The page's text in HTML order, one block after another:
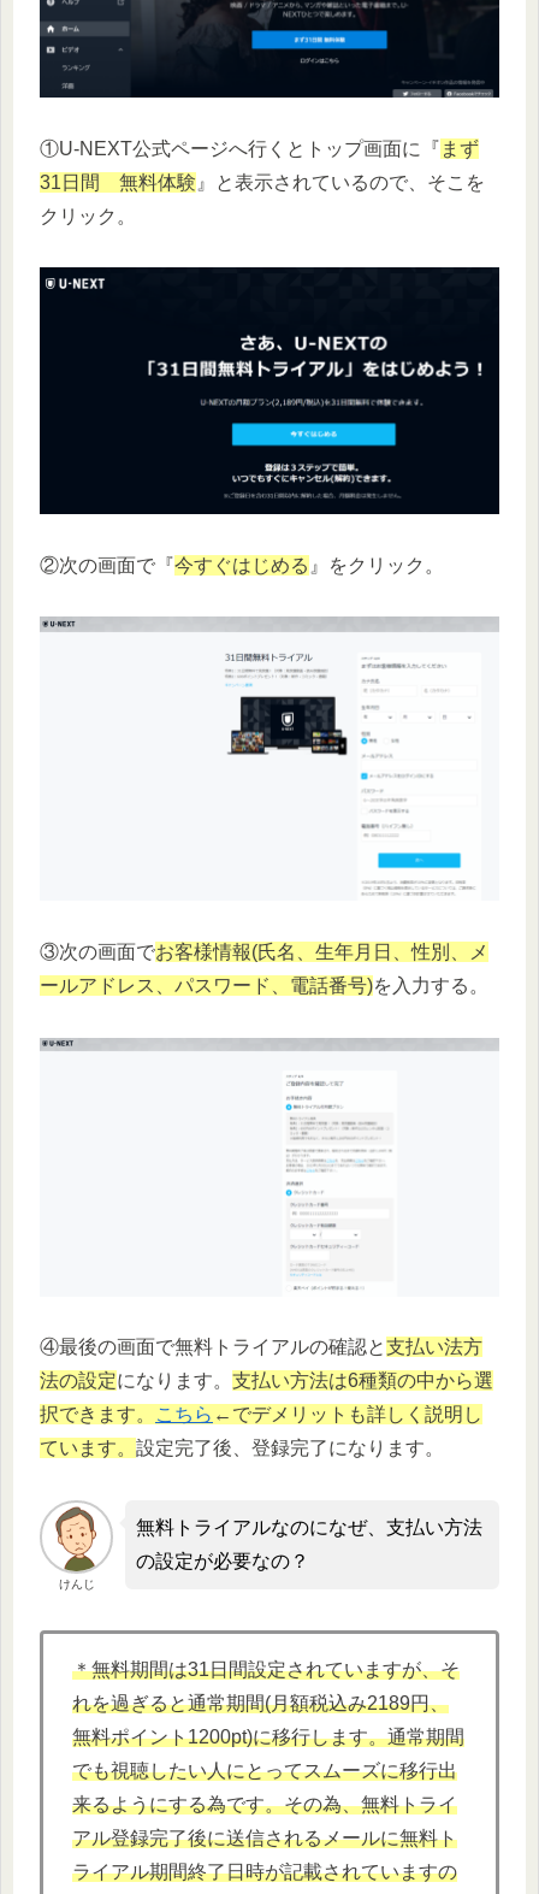
①U-NEXT公式ページへ行くとトップ画面に『 まず
31日間 無料体験 』と表示されているので、そこを
クリック。
②次の画面で『今すぐはじめる 』をクリック。
③次の画面でお客様情報(氏名、生年月日、性別、メ
ールアドレス、パスワード、電話番号)を入力する。
④最後の画面で無料トライアルの確認と支払い法方
法の設定になります。 支払い方法は6種類の中から選
択できます。
こちら ←でデメリットも詳しく説明し
ています。 設定完了後、登録完了になります。
けんじ
無料トライアルなのになぜ、支払い方法
の設定が必要なの？
＊無料期間は31日間設定されていますが、そ
れを過ぎると通常期間(月額税込み2189円、
無料ポイント1200pt)に移行します。通常期間
でも視聴したい人にとってスムーズに移行出
来るようにする為です。その為、無料トライ
アル登録完了後に送信されるメールに無料ト
ライアル期間終了日時が記載されていますの